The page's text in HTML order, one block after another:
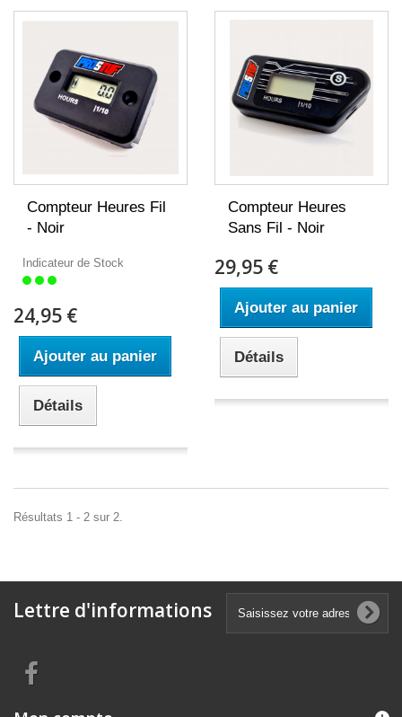
Compteur Heures Fil
- Noir
Indicateur de Stock
24,95 €
Ajouter au panier
Détails
Compteur Heures
Sans Fil - Noir
29,95 €
Ajouter au panier
Détails
Résultats 1 - 2 sur 2.
Lettre d'informations